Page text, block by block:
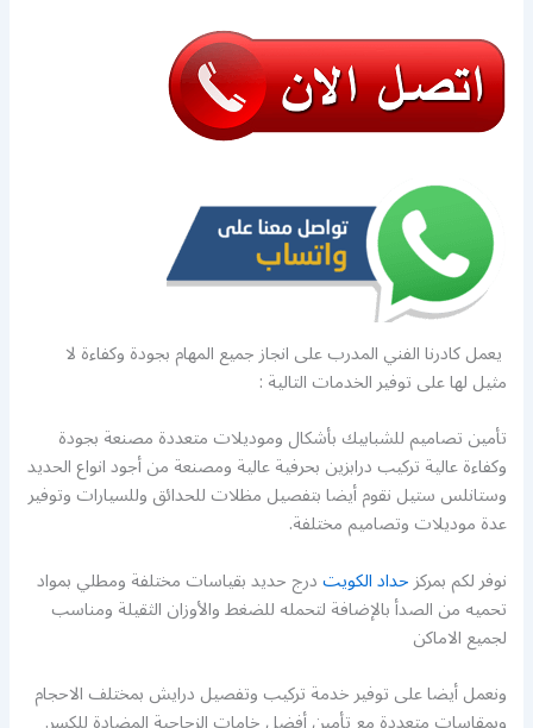
يعمل كادرنا الفني المدرب على انجاز جميع المهام بجودة وكفاءة لا
مثيل لها على توفير الخدمات التالية :
تأمين تصاميم للشبابيك بأشكال وموديلات متعددة مصنعة بجودة
وكفاءة عالية تركيب درابزين بحرفية عالية ومصنعة من أجود انواع الحديد
وستانلس ستيل نقوم أيضا بتفصيل مظلات للحدائق وللسيارات وتوفير
عدة موديلات وتصاميم مختلفة.
نوفر لكم بمركزحداد الكويتدرج حديد بقياسات مختلفة ومطلي بمواد
تحميه من الصدأ بالإضافة لتحمله للضغط والأوزان الثقيلة ومناسب
لجميع الاماكن
ونعمل أيضا على توفير خدمة تركيب وتفصيل درايش بمختلف الاحجام